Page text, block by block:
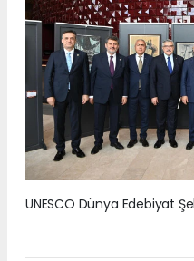
UNESCO Dünya Edebiyat